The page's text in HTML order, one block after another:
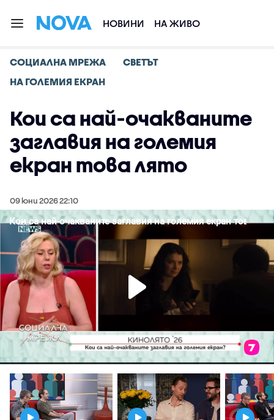
НОВИНИ НА ЖИВО
СОЦИАЛНА МРЕЖА
СВЕТЪТ
НА ГОЛЕМИЯ ЕКРАН
Кои са най-очакваните
заглавия на големия
екран това лято
09 юни 2026 22:10